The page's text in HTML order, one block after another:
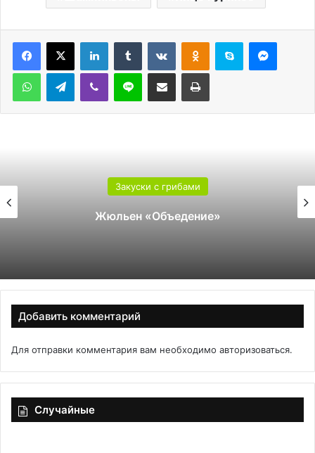
LinkedInTumblr ВконтактеОдноклассники
Skype
WhatsAppTelegramViber Line Поделиться через электронную почту Печатать
Закуски с грибами
Жюльен «Объедение»
Добавить комментарий
Для отправки комментария вам необходимо авторизоваться.
Случайные